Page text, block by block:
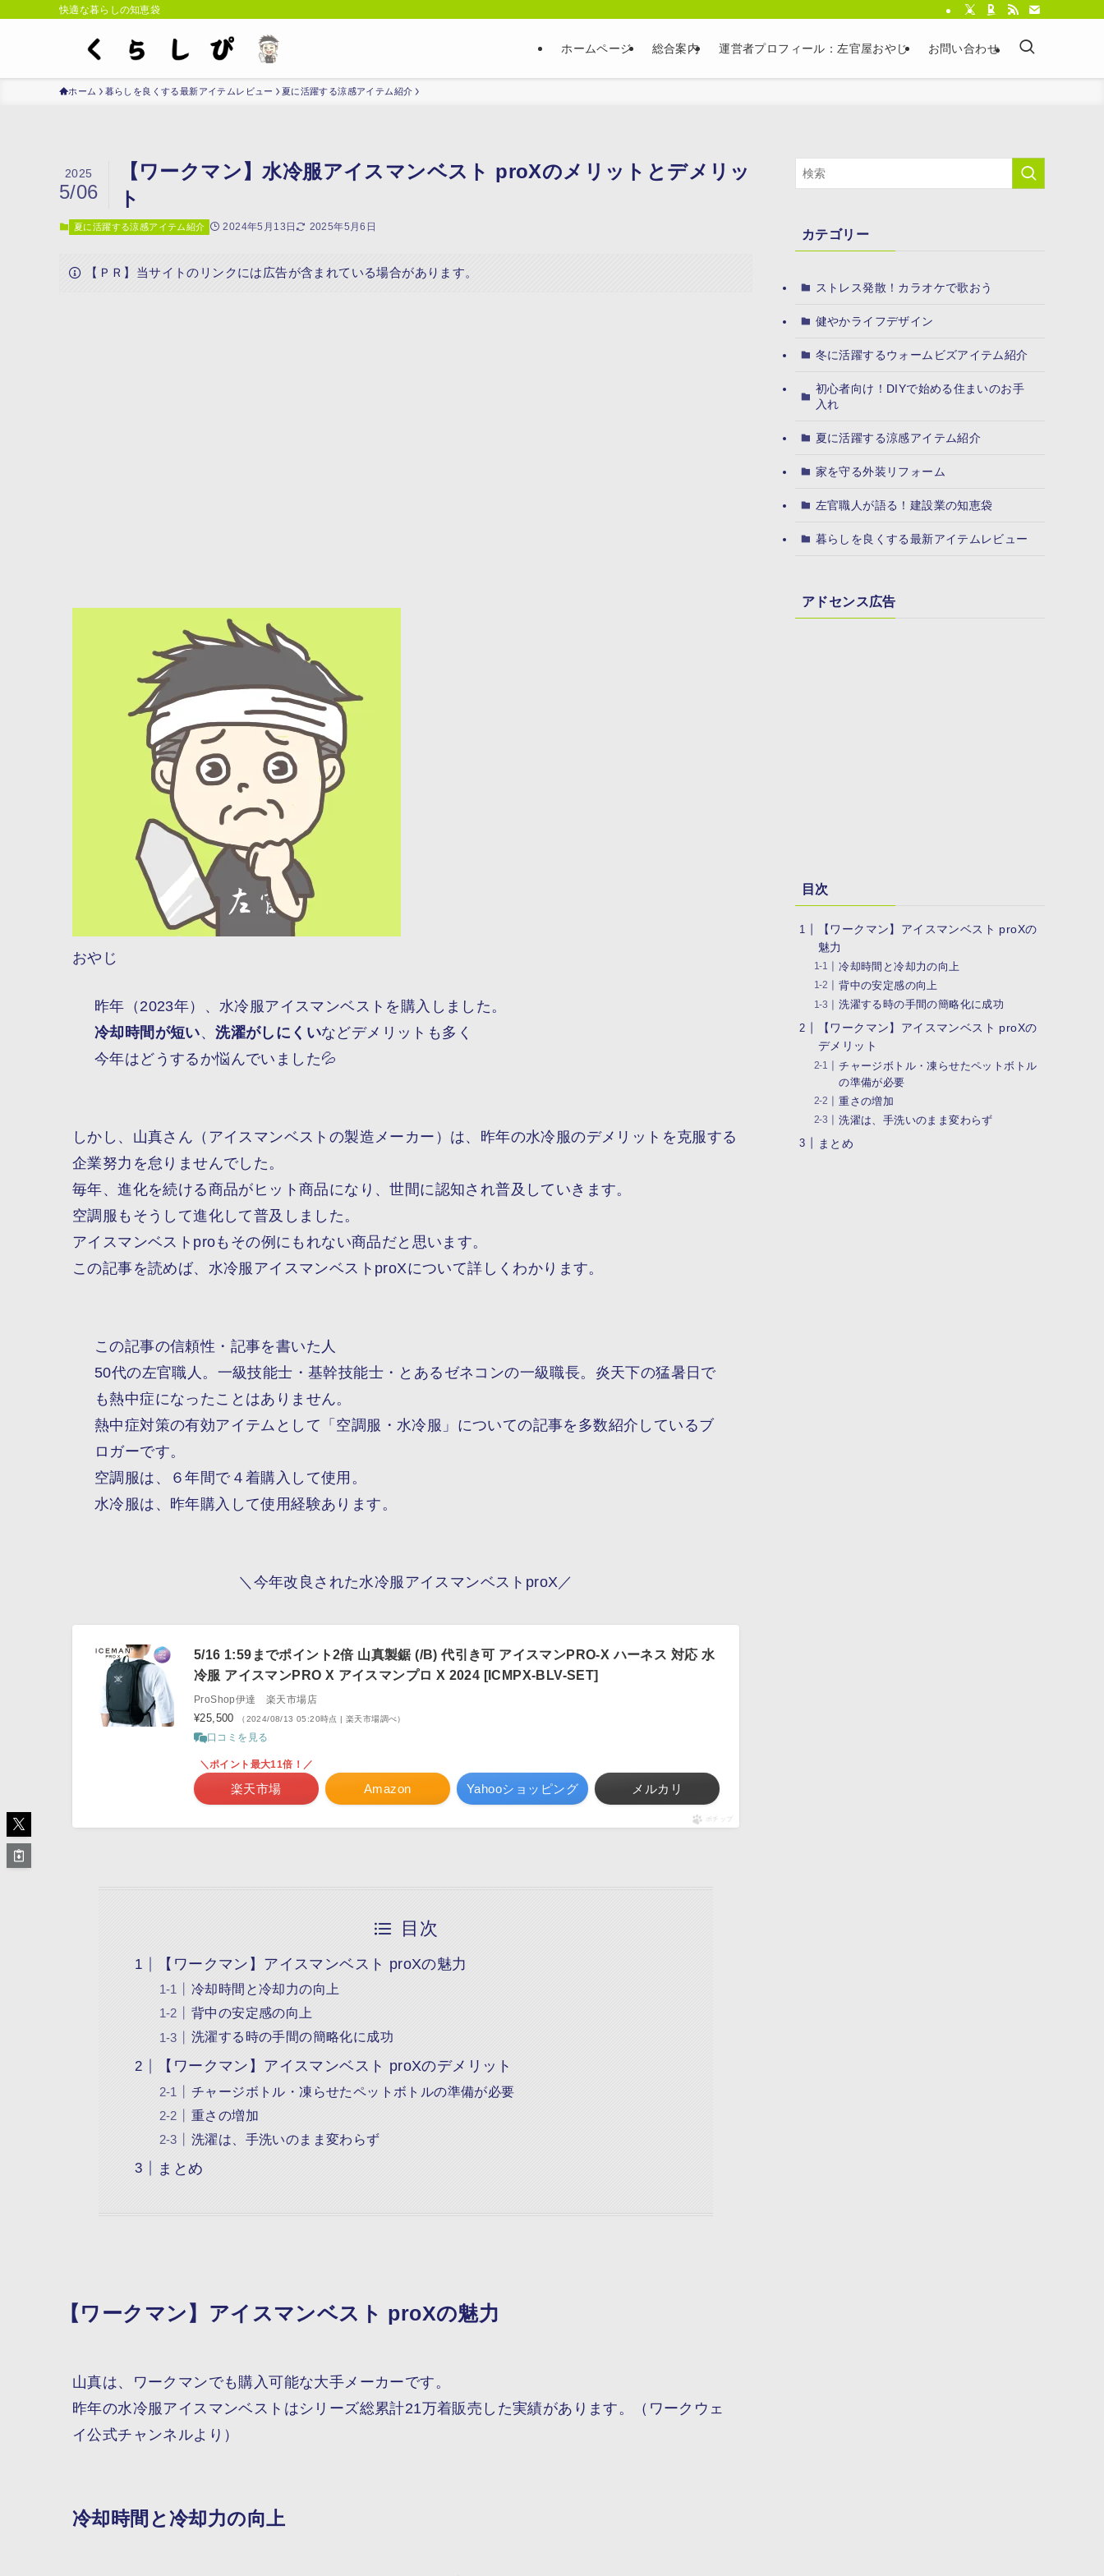
快適な暮らしの知恵袋
ホームページ 総合案内 運営者プロフィール：左官屋おやじ お問い合わせ
ホーム 暮らしを良くする最新アイテムレビュー 夏に活躍する涼感アイテム紹介
【ワークマン】水冷服アイスマンベスト proXのメリットとデメリッ
ト
2025
5/06
夏に活躍する涼感アイテム紹介 2024年5月13日 2025年5月6日
【ＰＲ】当サイトのリンクには広告が含まれている場合があります。
おやじ
昨年（2023年）、水冷服アイスマンベストを購入しました。
冷却時間が短い、洗濯がしにくいなどデメリットも多く
今年はどうするか悩んでいました💦
しかし、山真さん（アイスマンベストの製造メーカー）は、昨年の水冷服のデメリットを克服する
企業努力 を怠りませんでした。
毎年、進化を続ける商品がヒット商品になり、世間に認知され普及していきます。
空調服もそうして進化して普及しました。
アイスマンベストproもその例にもれない商品だと思います。
この記事を読めば、 水冷服アイスマンベストproXについて詳しくわかります。
この記事の信頼性・記事を書いた人
50代の左官職人。一級技能士・基幹技能士・とあるゼネコンの一級職長。炎天下の猛暑日で
も熱中症になったことはありません。
熱中症対策の有効アイテムとして「空調服・水冷服」についての記事を多数紹介しているブ
ロガーです。
空調服は、６年間で４着購入して使用。
水冷服は、昨年購入して使用経験あります。
＼今年改良された水冷服アイスマンベストproX／
5/16 1:59までポイント2倍 山真製鋸 (/B) 代引き可 アイスマンPRO-X ハーネス 対応 水
冷服 アイスマンPRO X アイスマンプロ X 2024 [ICMPX-BLV-SET]
ProShop伊達 楽天市場店
¥25,500 （2024/08/13 05:20時点 | 楽天市場調べ）
口コミを見る
Amazon
＼ポイント最大11倍！／
楽天市場 Yahooショッピング メルカリ
ポチップ
目次
【ワークマン】アイスマンベスト proXの魅力
冷却時間と冷却力の向上
背中の安定感の向上
洗濯する時の手間の簡略化に成功
【ワークマン】アイスマンベスト proXのデメリット
チャージボトル・凍らせたペットボトルの準備が必要
重さの増加
洗濯は、手洗いのまま変わらず
まとめ
【ワークマン】アイスマンベスト proXの魅力
山真は、ワークマンでも購入可能な大手メーカーです。
昨年の水冷服アイスマンベストはシリーズ総累計21万着販売 した実績があります。（ワークウェ
イ公式チャンネルより）
冷却時間と冷却力の向上
カテゴリー
ストレス発散！カラオケで歌おう
健やかライフデザイン
冬に活躍するウォームビズアイテム紹介
初心者向け！DIYで始める住まいのお手
入れ
夏に活躍する涼感アイテム紹介
家を守る外装リフォーム
左官職人が語る！建設業の知恵袋
暮らしを良くする最新アイテムレビュー
アドセンス広告
目次
【ワークマン】アイスマンベスト proXの
魅力
冷却時間と冷却力の向上
背中の安定感の向上
洗濯する時の手間の簡略化に成功
【ワークマン】アイスマンベスト proXの
デメリット
チャージボトル・凍らせたペットボトル
の準備が必要
重さの増加
洗濯は、手洗いのまま変わらず
まとめ